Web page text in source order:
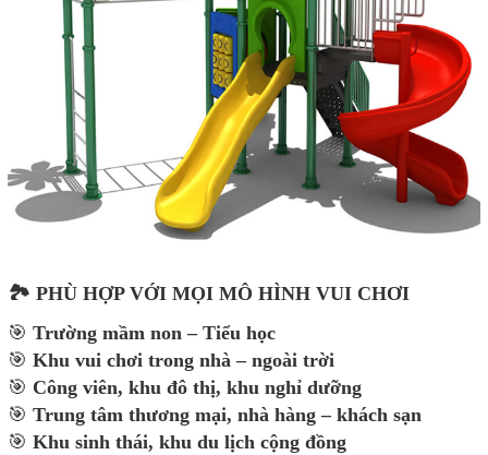
🏞 PHÙ HỢP VỚI MỌI MÔ HÌNH VUI CHƠI
🎯 Trường mầm non – Tiểu học
🎯 Khu vui chơi trong nhà – ngoài trời
🎯 Công viên, khu đô thị, khu nghỉ dưỡng
🎯 Trung tâm thương mại, nhà hàng – khách sạn
🎯 Khu sinh thái, khu du lịch cộng đồng